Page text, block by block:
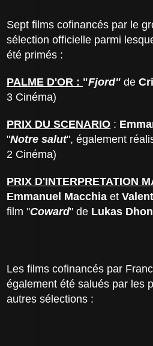
Sept films cofinancés par le
sélection officielle parmi
été primés :
PALME D'OR : "Fjord" de
3 Cinéma)
PRIX DU SCENARIO :
"Notre salut", également
2 Cinéma)
PRIX D'INTERPRETATION
Emmanuel Macchia et
film "Coward" de Lukas
Les films cofinancés par
également été salués par les
autres sélections :